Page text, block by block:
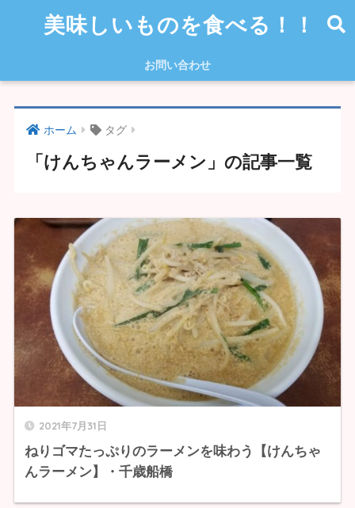
美味しいものを食べる！！
お問い合わせ
ホーム タグ
「けんちゃんラーメン」の記事一覧
2021年7月31日
ねりゴマたっぷりのラーメンを味わう【けんちゃ
んラーメン】・千歳船橋